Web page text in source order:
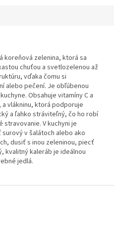
koreňová zelenina, ktorá sa
chuťou a svetlozelenou až
vďaka čomu si
alebo pečení. Je obľúbenou
Obsahuje vitamíny C a
vlákninu, ktorá podporuje
a ľahko stráviteľný, čo ho robí
stravovanie. V kuchyni je
v šalátoch alebo ako
dusiť s inou zeleninou, piecť
kvalitný kaleráb je ideálnou
jedlá.